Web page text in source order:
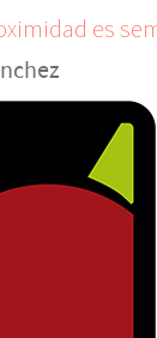
es